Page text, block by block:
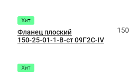
Хит
Фланец плоский
150-25-01-1-B-ст 09Г2С-IV
150
Хит